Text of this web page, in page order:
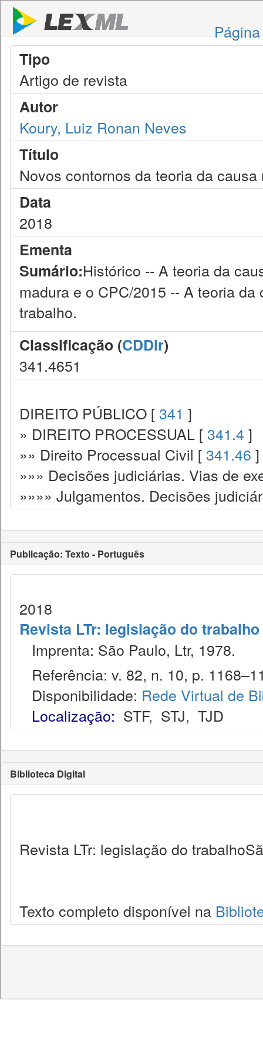
Tipo
Artigo de revista
Autor
Koury, Luiz Ronan Neves
Título
Novos contornos da teoria da
Data
2018
Ementa
Sumário:Histórico -- A teoria da
madura e o CPC/2015 -- A teoria
trabalho.
Classificação (CDDir)
341.4651
DIREITO PÚBLICO [ 341 ]
» DIREITO PROCESSUAL [ 341.4 ]
»» Direito Processual Civil [ 341.46 ]
»»» Decisões judiciárias. Vias de
»»»» Julgamentos. Decisões
Publicação: Texto - Português
2018
Revista LTr: legislação do trabalho
Imprenta: São Paulo, Ltr, 1978.
Referência: v. 82, n. 10, p.
Disponibilidade: Rede Virtual de
Localização: STF, STJ, TJD
Biblioteca Digital
Revista LTr: legislação do
Texto completo disponível na